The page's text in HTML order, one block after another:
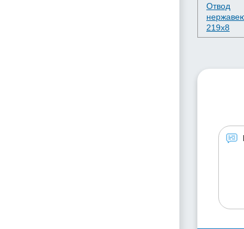
Отвод
219х8